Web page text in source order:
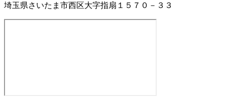
埼玉県さいたま市西区大字指扇１５７０－３３